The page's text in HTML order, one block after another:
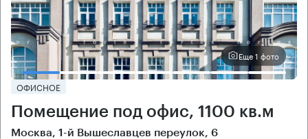
Еще 1 фото
ОФИСНОЕ
Помещение под офис, 1100 кв.м
Москва, 1-й Вышеславцев переулок, 6